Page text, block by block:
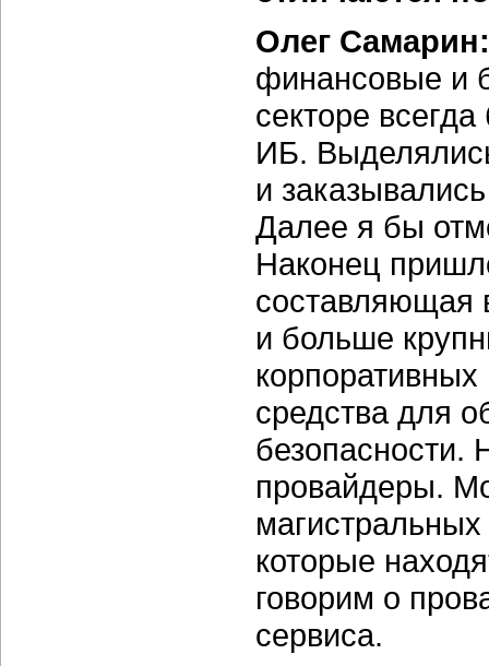
Олег Самарин:
финансовые и
секторе
ИБ.
и
Далее я бы
Наконец
составляющая
и больше
средства для
безопасности.
провайдеры.
которые
говорим о
сервиса.